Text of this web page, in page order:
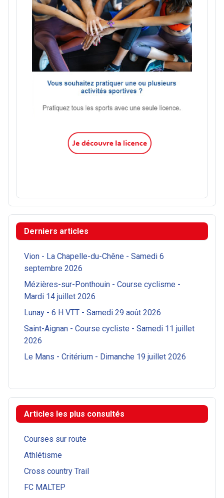
Derniers articles
Vion - La Chapelle-du-Chêne - Samedi 6
septembre 2026
Mézières-sur-Ponthouin - Course cyclisme -
Mardi 14 juillet 2026
Lunay - 6 H VTT - Samedi 29 août 2026
Saint-Aignan - Course cycliste - Samedi 11 juillet
2026
Le Mans - Critérium - Dimanche 19 juillet 2026
Articles les plus consultés
Courses sur route
Athlétisme
Cross country Trail
FC MALTEP